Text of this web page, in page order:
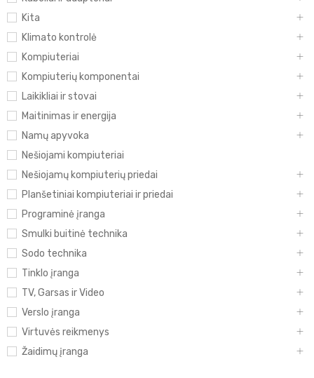
Kita
Klimato kontrolė
Kompiuteriai
Kompiuterių komponentai
Laikikliai ir stovai
Maitinimas ir energija
Namų apyvoka
Nešiojami kompiuteriai
Nešiojamų kompiuterių priedai
Planšetiniai kompiuteriai ir priedai
Programinė įranga
Smulki buitinė technika
Sodo technika
Tinklo įranga
TV, Garsas ir Video
Verslo įranga
Virtuvės reikmenys
Žaidimų įranga